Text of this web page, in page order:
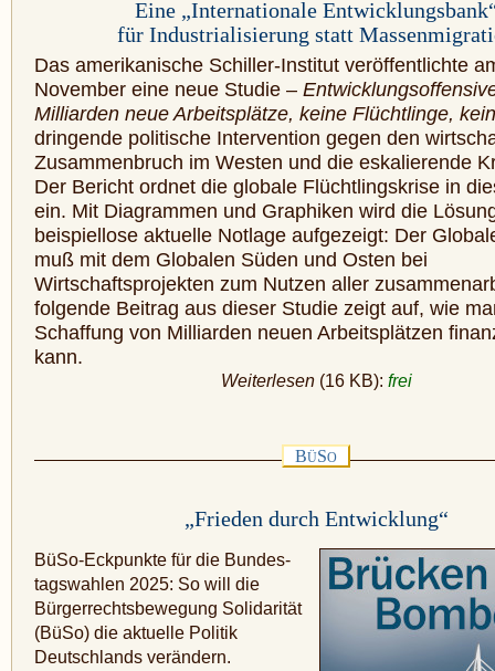
Eine „Internationale
für Industrialisierung statt
Das amerikanische Schiller-Institut veröffentlichte
November eine neue Studie –
Milliarden neue Arbeitsplätze, keine Flüchtlinge,
dringende politische Intervention gegen den
Zusammenbruch im Westen und die eskalierende
Der Bericht ordnet die globale Flüchtlingskrise in
ein. Mit Diagrammen und Graphiken wird die
beispiellose aktuelle Notlage aufgezeigt: Der
muß mit dem Globalen Süden und Osten bei
Wirtschaftsprojekten zum Nutzen aller
folgende Beitrag aus dieser Studie zeigt auf, wie
Schaffung von Milliarden neuen Arbeitsplätzen
kann.
Weiterlesen(16 KB): frei
BÜSO
„Frieden durch Entwicklung“
BüSo-Eckpunkte für die Bundes­
tagswahlen 2025: So will die
Bürgerrechtsbewegung Solidarität
(BüSo) die aktuelle Politik
Deutschlands verändern.